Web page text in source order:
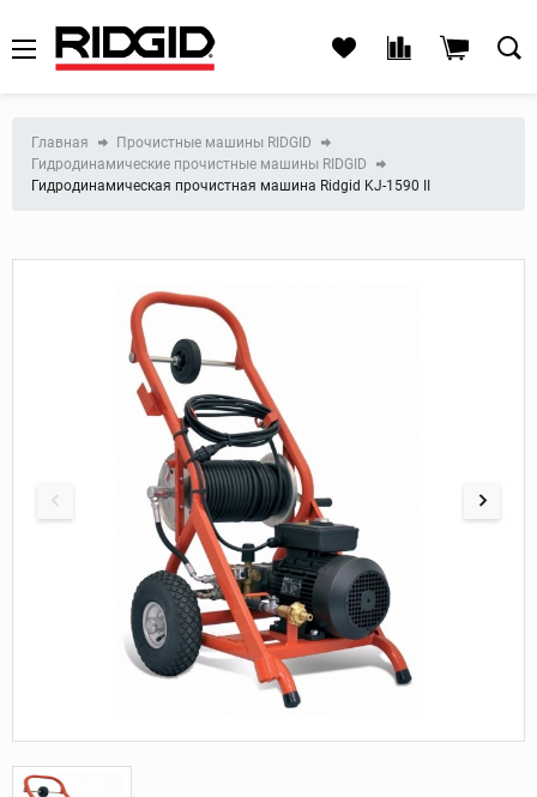
Главная
Прочистные машины RIDGID
Гидродинамические прочистные машины RIDGID
Гидродинамическая прочистная машина Ridgid KJ-1590 II